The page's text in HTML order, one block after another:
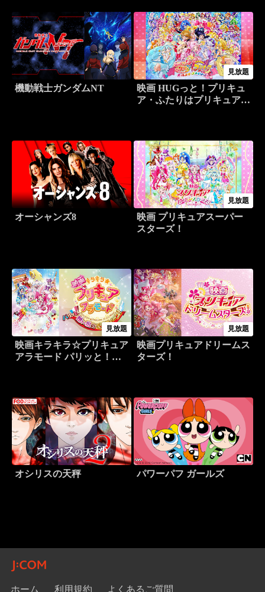
機動戦士ガンダムNT
見放題
映画 HUGっと！プリキュ
ア・ふたりはプリキュア
オーシャンズ8
見放題
映画 プリキュアスーパー
スターズ！
見放題
映画キラキラ☆プリキュア
アラモード パリッと！想
見放題
映画プリキュアドリームス
ターズ！
オシリスの天秤 パワーパフ ガールズ
ホーム 利用規約 よくあるご質問